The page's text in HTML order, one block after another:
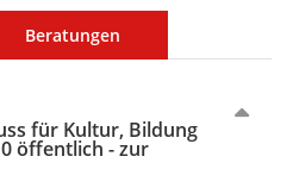
Beratungen
für Kultur, Bildung
öffentlich - zur